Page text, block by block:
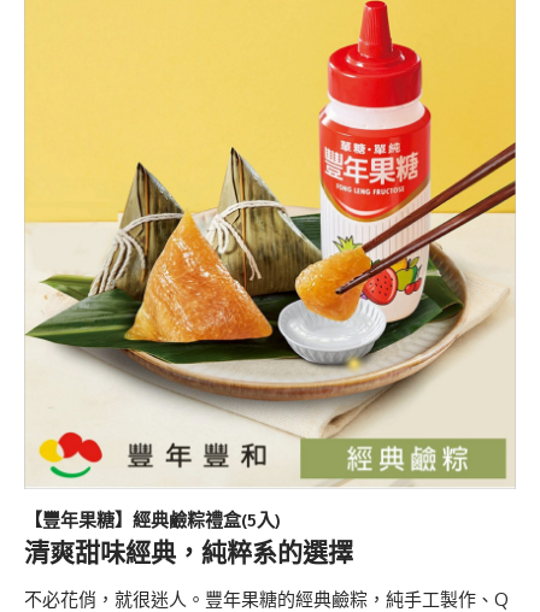
【豐年果糖】經典鹼粽禮盒(5入)
清爽甜味經典，純粹系的選擇
不必花俏，就很迷人。豐年果糖的經典鹼粽，純手工製作、Q